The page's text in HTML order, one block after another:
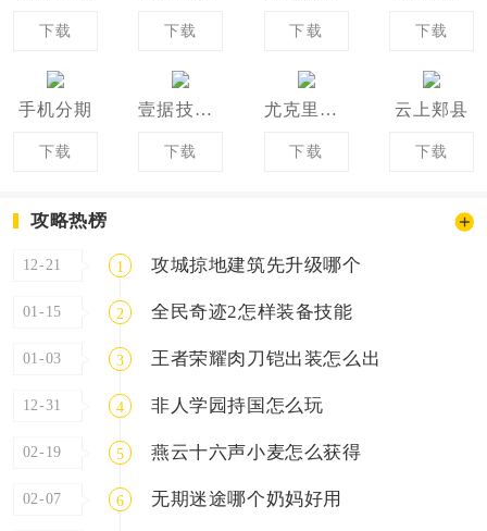
下载 下载 下载 下载
手机分期
下载
壹据技术检测
下载
尤克里里学堂
下载
云上郏县
下载
攻略热榜
12-21 1 攻城掠地建筑先升级哪个
01-15 2 全民奇迹2怎样装备技能
01-03 3 王者荣耀肉刀铠出装怎么出
12-31 4 非人学园持国怎么玩
02-19 5 燕云十六声小麦怎么获得
02-07 6 无期迷途哪个奶妈好用